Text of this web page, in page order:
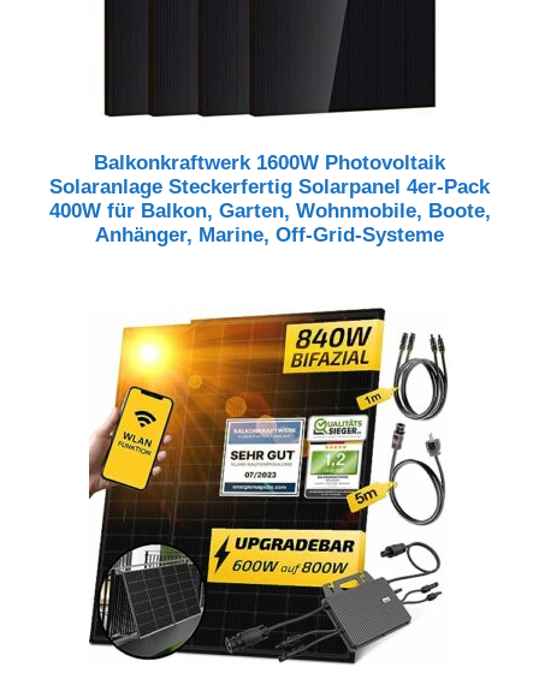
Balkonkraftwerk 1600W Photovoltaik
Solaranlage Steckerfertig Solarpanel 4er-Pack
400W für Balkon, Garten, Wohnmobile, Boote,
Anhänger, Marine, Off-Grid-Systeme